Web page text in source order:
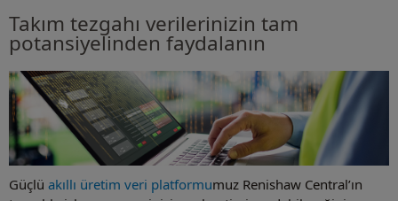
Takım tezgahı verilerinizin tam
potansiyelinden faydalanın
Güçlü akıllı üretim veri platformumuz Renishaw Central’ın